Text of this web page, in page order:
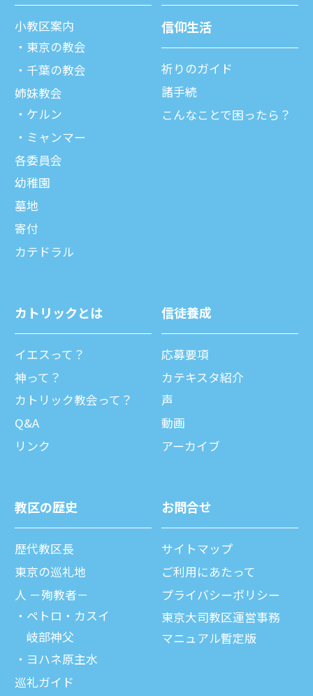
⼩教区案内
東京の教会
千葉の教会
姉妹教会
ケルン
ミャンマー
各委員会
幼稚園
墓地
寄付
カテドラル
信仰⽣活
祈りのガイド
諸⼿続
こんなことで困ったら？
カトリックとは
イエスって？
神って？
カトリック教会って？
Q&A
リンク
信徒養成
応募要項
カテキスタ紹介
声
動画
アーカイブ
教区の歴史
歴代教区⻑
東京の巡礼地
⼈ －殉教者－
ペトロ・カスイ
岐部神父
ヨハネ原主水
巡礼ガイド
お問合せ
サイトマップ
ご利⽤にあたって
プライバシーポリシー
東京大司教区運営事務
マニュアル暫定版